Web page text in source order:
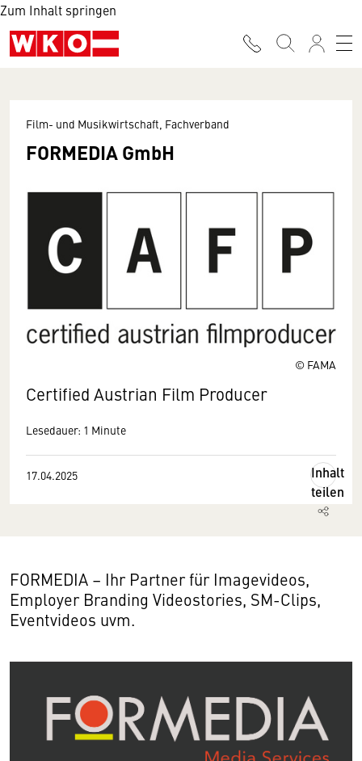
Zum Inhalt springen
© FAMA
Film- und Musikwirtschaft, Fachverband
FORMEDIA GmbH
Certified Austrian Film Producer
Lesedauer: 1 Minute
17.04.2025
Inhalt
teilen
FORMEDIA – Ihr Partner für Imagevideos,
Employer Branding Videostories, SM-Clips,
Eventvideos uvm.